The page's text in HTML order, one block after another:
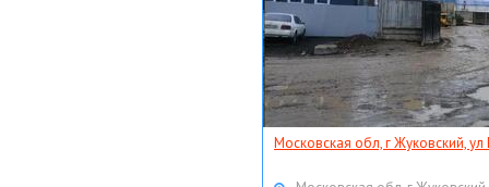
Московская обл, г Жуковский,